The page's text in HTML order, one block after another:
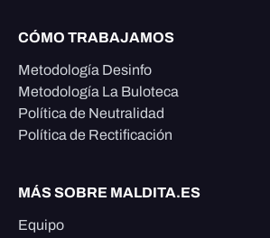
CÓMO TRABAJAMOS
Metodología Desinfo
Metodología La Buloteca
Política de Neutralidad
Política de Rectificación
MÁS SOBRE MALDITA.ES
Equipo